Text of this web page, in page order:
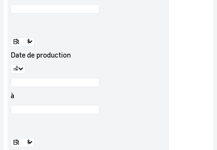
Date de production
à